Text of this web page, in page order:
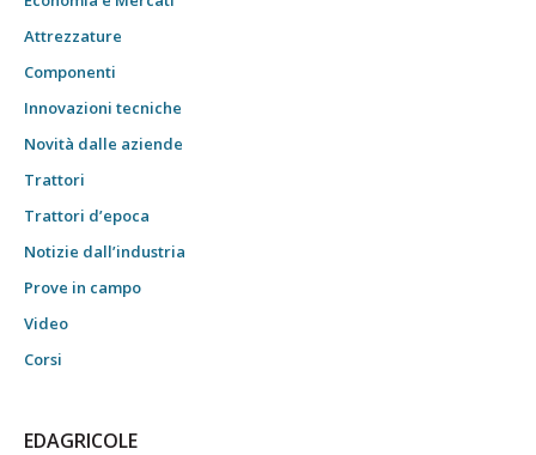
Attrezzature
Componenti
Innovazioni tecniche
Novità dalle aziende
Trattori
Trattori d’epoca
Notizie dall’industria
Prove in campo
Video
Corsi
EDAGRICOLE